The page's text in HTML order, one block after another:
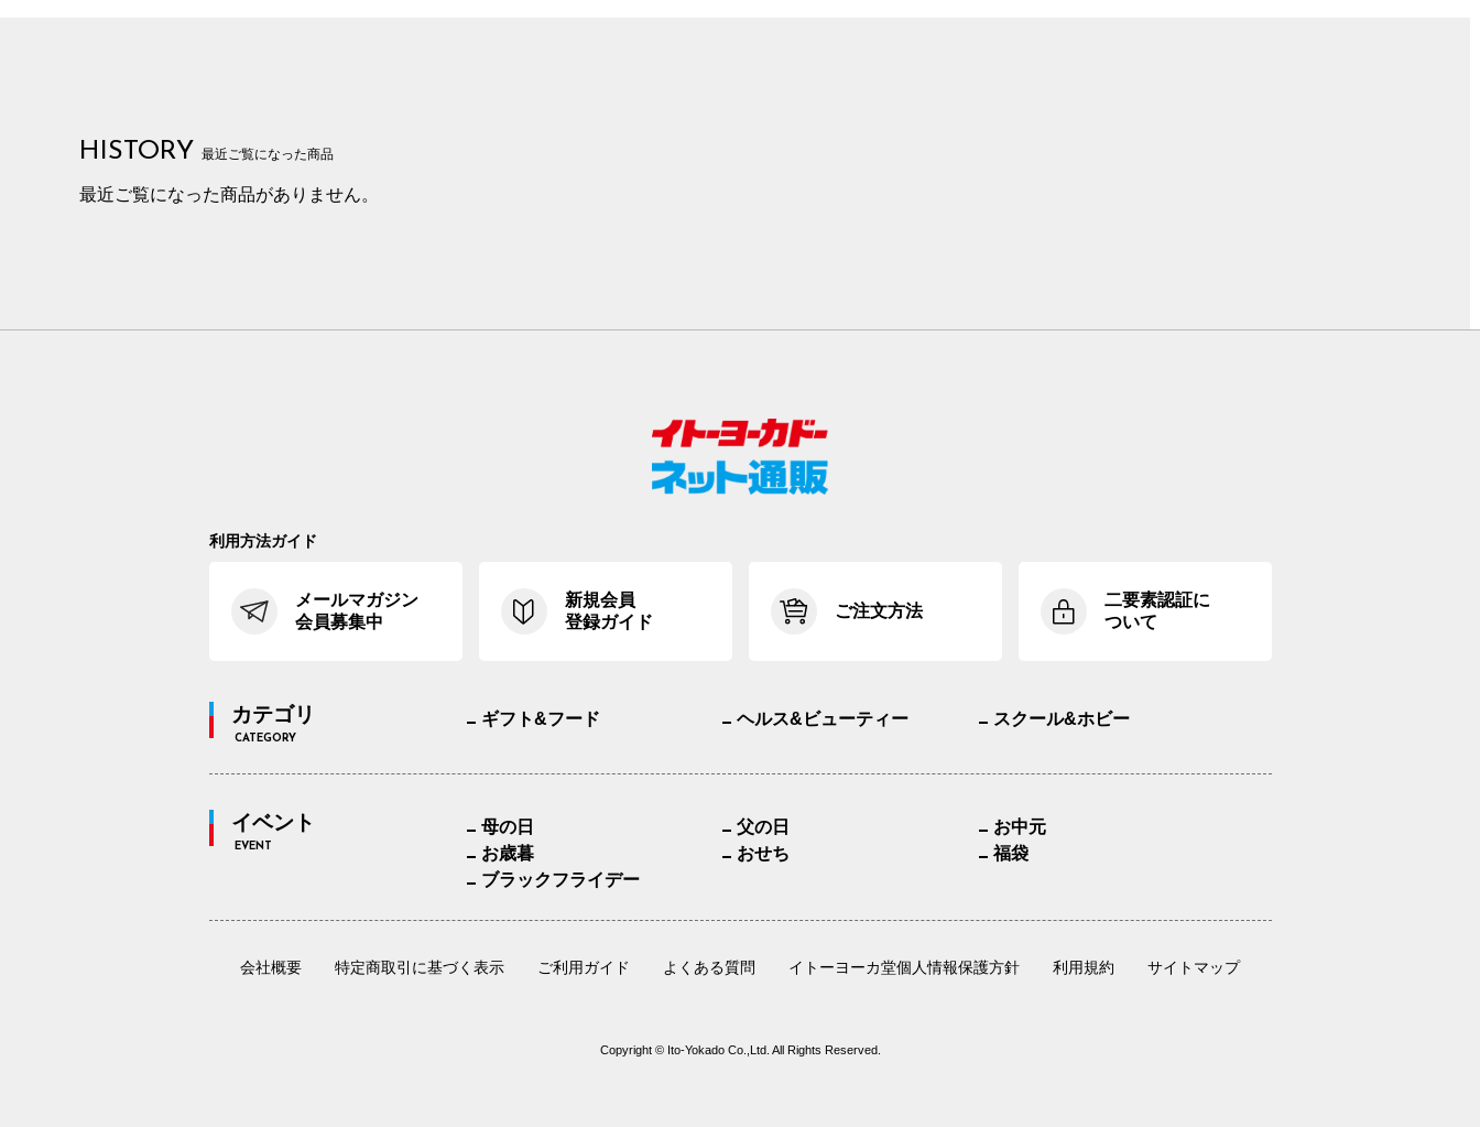
HISTORY 最近ご覧になった商品
最近ご覧になった商品がありません。
利用方法ガイド
メールマガジン
会員募集中
新規会員
登録ガイド
ご注文方法
二要素認証に
ついて
カテゴリ
CATEGORY
ギフト&フード ヘルス&ビューティー スクール&ホビー
イベント
EVENT
母の日 父の日
お中元
お歳暮
おせち
福袋
ブラックフライデー
会社概要 特定商取引に基づく表示 ご利用ガイド よくある質問 イトーヨーカ堂個人情報保護方針 利用規約 サイトマップ
Copyright © Ito-Yokado Co.,Ltd. All Rights Reserved.